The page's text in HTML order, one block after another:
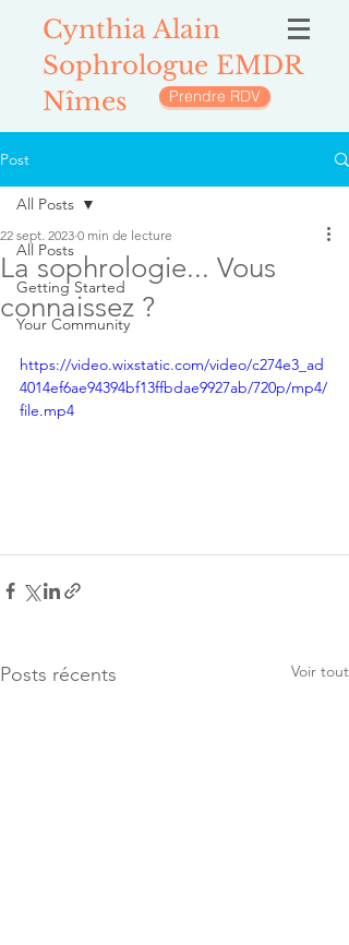
Cynthia Alain
Sophrologue EMDR
Nîmes
Prendre RDV
Post
All Posts
Getting Started
Your Community
All Posts
La sophrologie... Vous
connaissez ?
22 sept. 2023 0 min de lecture
https://video.wixstatic.com/video/c274e3_ad
4014ef6ae94394bf13ffbdae9927ab/720p/mp4/
file.mp4
Posts récents Voir tout